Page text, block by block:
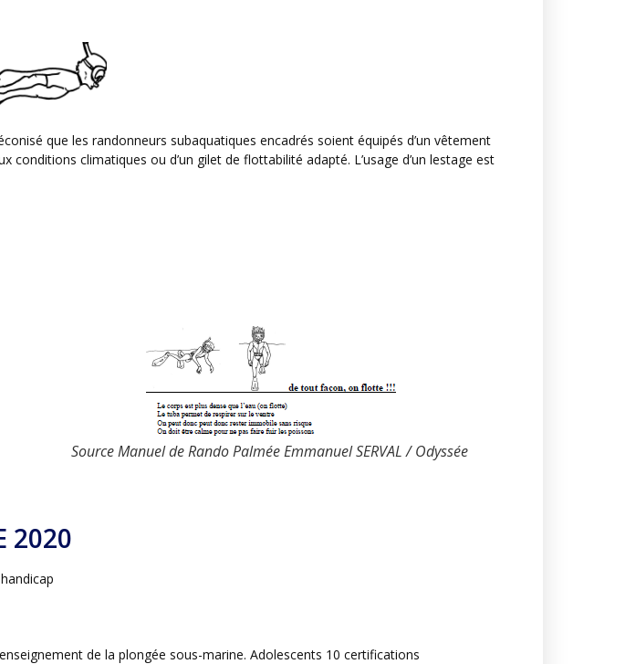
que les randonneurs subaquatiques encadrés soient équipés d’un vêtement
conditions climatiques ou d’un gilet de flottabilité adapté. L’usage d’un lestage est
Source Manuel de Rando Palmée Emmanuel SERVAL / Odyssée
2020
de la plongée sous-marine. Adolescents 10 certifications